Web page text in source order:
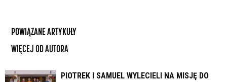
POWIĄZANE ARTYKUŁY
WIĘCEJ OD AUTORA
PIOTREK I SAMUEL WYLECIELI NA MISJĘ DO